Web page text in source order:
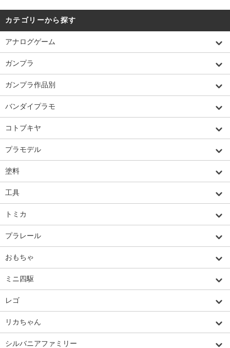
カテゴリーから探す
アナログゲーム
ガンプラ
ガンプラ作品別
バンダイプラモ
コトブキヤ
プラモデル
塗料
工具
トミカ
プラレール
おもちゃ
ミニ四駆
レゴ
リカちゃん
シルバニアファミリー